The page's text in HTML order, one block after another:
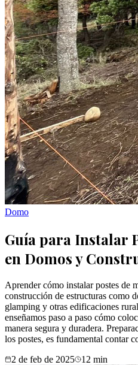
Domo
Guía para Instalar
en Domos y
Aprender cómo instalar postes de
construcción de estructuras como
glamping y otras edificaciones
enseñamos paso a paso cómo
manera segura y duradera.
los postes, es fundamental contar
2 de feb de 2025
12 min